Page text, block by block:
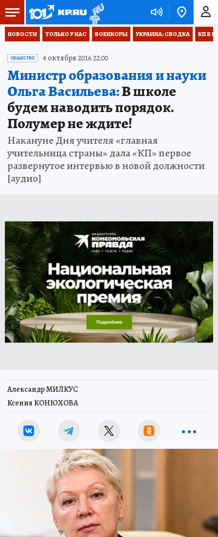
НОВОСТИ ТОЛЬКО У НАС ВОЕНКОРЫ УКРАИНА: СВОДКА КП В
ОБЩЕСТВО 4 октября 2016 22:00
Министр образования и науки
Ольга Васильева:В школе
будем наводить порядок.
Полумер не ждите!
Накануне Дня учителя «главная
учительница страны» дала «КП» первое
развернутое интервью в новой должности
[аудио]
Александр МИЛКУС
Ксения КОНЮХОВА